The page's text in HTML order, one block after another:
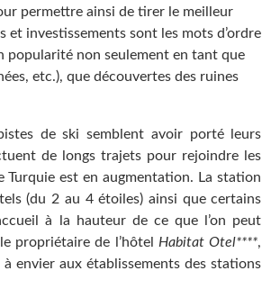
permettre ainsi de tirer le meilleur
investissements sont les mots d’ordre
popularité non seulement en tant que
etc.), que découvertes des ruines
de ski semblent avoir porté leurs
de longs trajets pour rejoindre les
Turquie est en augmentation. La station
(du 2 au 4 étoiles) ainsi que certains
à la hauteur de ce que l’on peut
propriétaire de l’hôtelHabitat Otel****,
envier aux établissements des stations